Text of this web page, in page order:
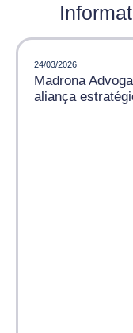
24/03/2026
Madrona
aliança